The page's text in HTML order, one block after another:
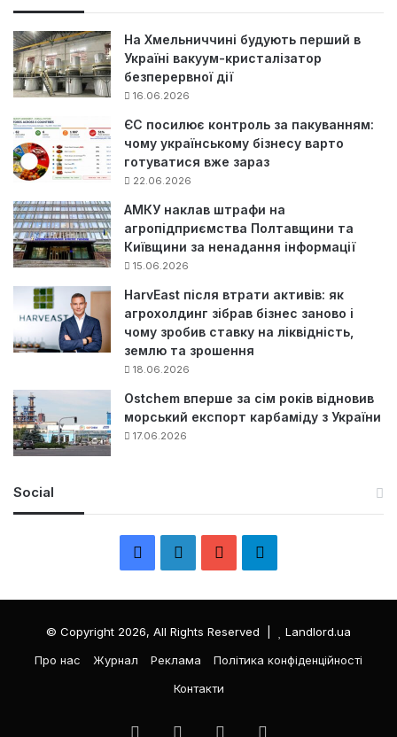
На Хмельниччині будують перший в
Україні вакуум-кристалізатор
безперервної дії
16.06.2026
ЄС посилює контроль за пакуванням:
чому українському бізнесу варто
готуватися вже зараз
22.06.2026
АМКУ наклав штрафи на
агропідприємства Полтавщини та
Київщини за ненадання інформації
15.06.2026
HarvEast після втрати активів: як
агрохолдинг зібрав бізнес заново і
чому зробив ставку на ліквідність,
землю та зрошення
18.06.2026
Ostchem вперше за сім років відновив
морський експорт карбаміду з України
17.06.2026
Social
e
k
e
T
л
е
р
© Copyright 2026, All Rights Reserved |
Landlord.ua
Про нас
Журнал Реклама
Політика конфіденційності
Контакти
FacebookLinkedInYouTube